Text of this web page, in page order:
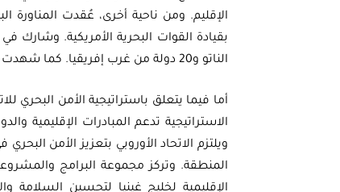
الإقليم. ومن ناحية أخرى، عُقدت المناورة
الناتو و20 دولة من غرب إفريقيا. كما شهدت المناورة أيضًا نشر عناصر من خفر السواحل الأمريكي في خليج غينيا.
الاستراتيجية تدعم المبادرات الإقليمية
ويلتزم الاتحاد الأوروبي بتعزيز الأمن
المنطقة. وتركز مجموعة البرامج
الإقليمية لخليج غينيا لتحسين السلامة